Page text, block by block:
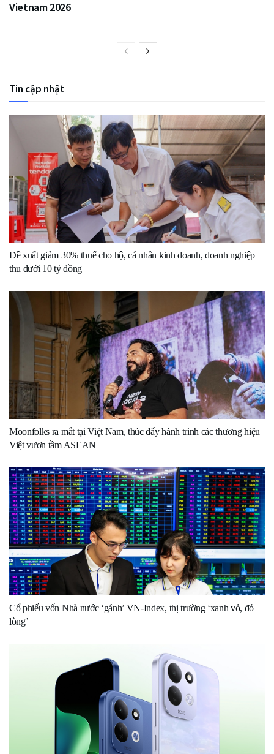
Vietnam 2026
Tin cập nhật
Đề xuất giảm 30% thuế cho hộ, cá nhân kinh doanh, doanh nghiệp
thu dưới 10 tỷ đồng
Moonfolks ra mắt tại Việt Nam, thúc đẩy hành trình các thương hiệu
Việt vươn tầm ASEAN
Cổ phiếu vốn Nhà nước ‘gánh’ VN-Index, thị trường ‘xanh vỏ, đỏ
lòng’